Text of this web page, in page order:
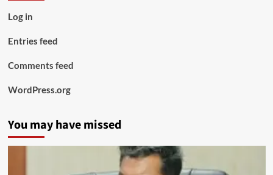
Log in
Entries feed
Comments feed
WordPress.org
You may have missed